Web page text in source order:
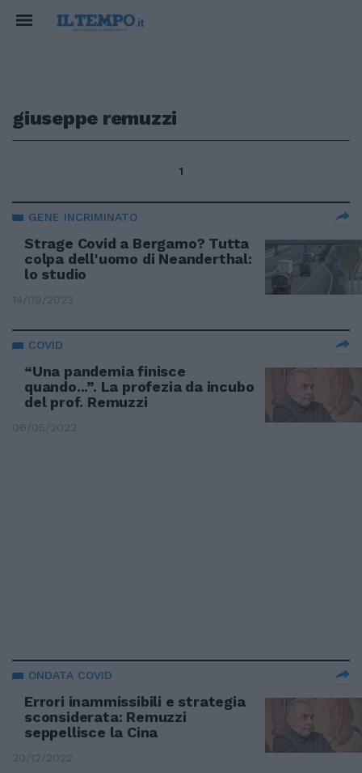
giuseppe remuzzi
1
GENE INCRIMINATO
Strage Covid a Bergamo? Tutta
colpa dell'uomo di Neanderthal:
lo studio
14/09/2023
COVID
“Una pandemia finisce
quando...”. La profezia da incubo
del prof. Remuzzi
06/05/2023
ONDATA COVID
Errori inammissibili e strategia
sconsiderata: Remuzzi
seppellisce la Cina
30/12/2022